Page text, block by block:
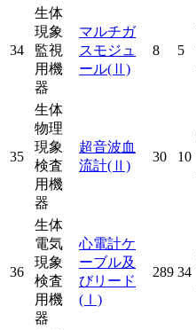
34
生体
現象
監視
用機
器
マルチガ
スモジュ
ール(Ⅱ)
8 5
35
生体
物理
現象
検査
用機
器
超音波血
流計(Ⅱ)
30 10
36
生体
電気
現象
検査
用機
器
心電計ケ
ーブル及
びリード
(Ⅰ)
289 34